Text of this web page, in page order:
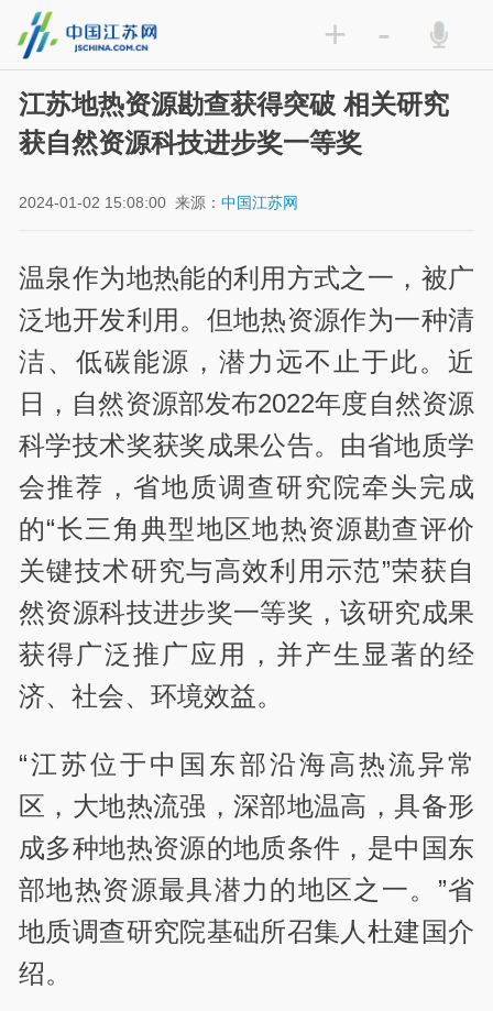
+ -
江苏地热资源勘查获得突破 相关研究
获自然资源科技进步奖一等奖
2024-01-02 15:08:00 来源：中国江苏网
温泉作为地热能的利用方式之一，被广
泛地开发利用。但地热资源作为一种清
洁、低碳能源，潜力远不止于此。近
日，自然资源部发布2022年度自然资源
科学技术奖获奖成果公告。由省地质学
会推荐，省地质调查研究院牵头完成
的“长三角典型地区地热资源勘查评价
关键技术研究与高效利用示范”荣获自
然资源科技进步奖一等奖，该研究成果
获得广泛推广应用，并产生显著的经
济、社会、环境效益。
“江苏位于中国东部沿海高热流异常
区，大地热流强，深部地温高，具备形
成多种地热资源的地质条件，是中国东
部地热资源最具潜力的地区之一。”省
地质调查研究院基础所召集人杜建国介
绍。